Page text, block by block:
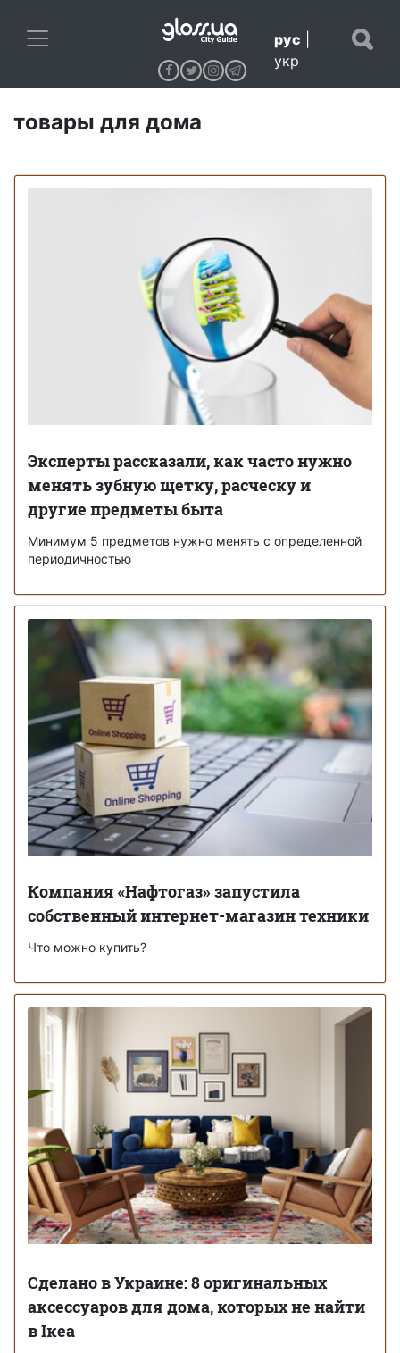
рус
укр
товары для дома
Эксперты рассказали, как часто нужно
менять зубную щетку, расческу и
другие предметы быта
Минимум 5 предметов нужно менять с определенной
периодичностью
Компания «Нафтогаз» запустила
собственный интернет-магазин техники
Что можно купить?
Сделано в Украине: 8 оригинальных
аксессуаров для дома, которых не найти
в Ікеа